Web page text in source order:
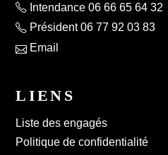
Intendance 06 66 65 64 32
Président 06 77 92 03 83
Email
LIENS
Liste des engagés
Politique de confidentialité